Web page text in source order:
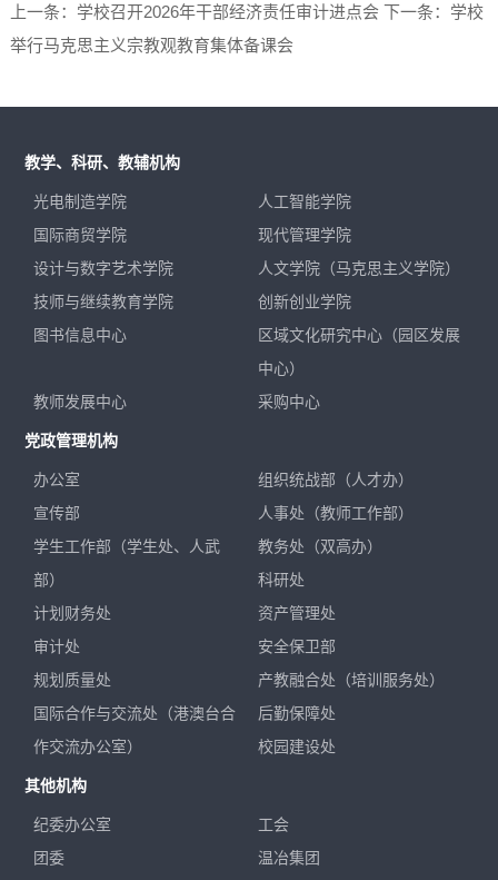
上一条：学校召开2026年干部经济责任审计进点会 下一条：学校
举行马克思主义宗教观教育集体备课会
教学、科研、教辅机构
光电制造学院
人工智能学院
国际商贸学院
现代管理学院
设计与数字艺术学院
人文学院（马克思主义学院）
技师与继续教育学院
创新创业学院
图书信息中心
区域文化研究中心（园区发展
中心）
教师发展中心
采购中心
党政管理机构
办公室
组织统战部（人才办）
宣传部
人事处（教师工作部）
学生工作部（学生处、人武
部）
教务处（双高办）
科研处
计划财务处
资产管理处
审计处
安全保卫部
规划质量处
产教融合处（培训服务处）
国际合作与交流处（港澳台合
作交流办公室）
后勤保障处
校园建设处
其他机构
纪委办公室
工会
团委
温冶集团